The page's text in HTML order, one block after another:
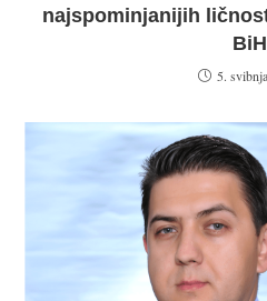
najspominjanijih
BiH
5.